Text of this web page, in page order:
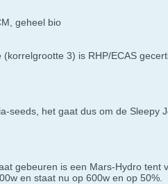
geheel bio
(korrelgrootte 3) is RHP/ECAS
seeds, het gaat dus om de Sleepy
gebeuren is een Mars-Hydro
en staat nu op 600w en op 50%.